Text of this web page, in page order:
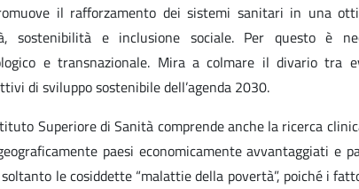
il rafforzamento dei sistemi sanitari in una
sostenibilità e inclusione sociale. Per questo è
e transnazionale. Mira a colmare il divario tra
di sviluppo sostenibile dell’agenda 2030.
Superiore di Sanità comprende anche la ricerca
paesi economicamente avvantaggiati e
le cosiddette “malattie della povertà”, poiché i